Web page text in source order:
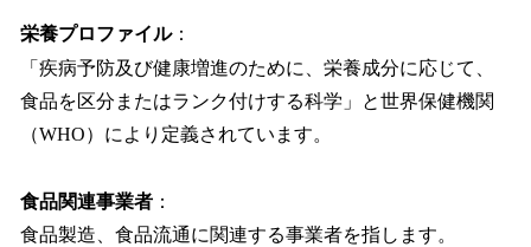
栄養プロファイル：
「疾病予防及び健康増進のために、栄養成分に応じて、
食品を区分またはランク付けする科学」と世界保健機関
（WHO）により定義されています。
食品関連事業者 ：
食品製造、食品流通に関連する事業者を指します。